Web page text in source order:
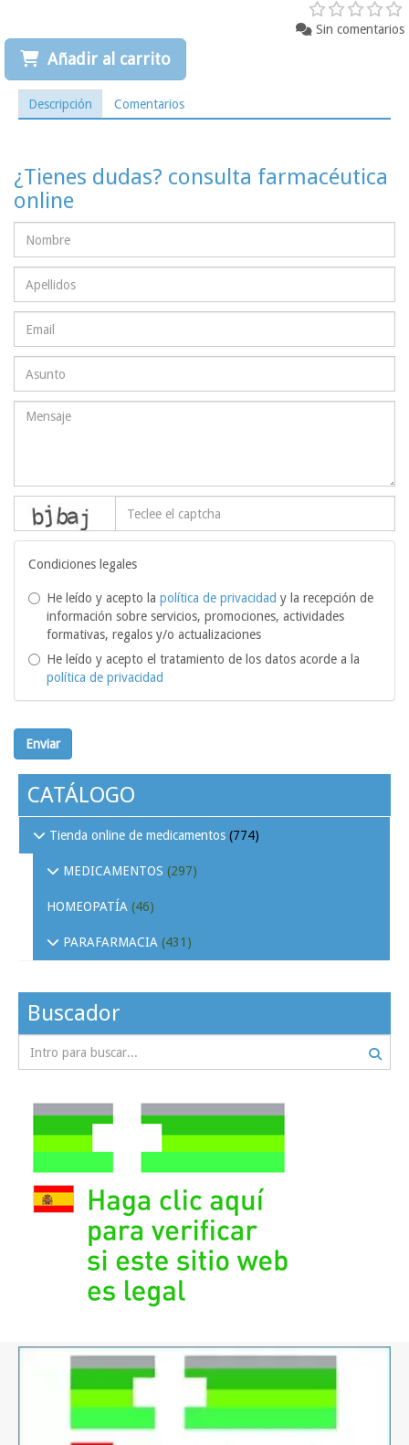
Sin comentarios
Añadir al carrito
Descripción Comentarios
¿Tienes dudas? consulta farmacéutica
online
Condiciones legales
He leído y acepto la política de privacidad y la recepción de
información sobre servicios, promociones, actividades
formativas, regalos y/o actualizaciones
He leído y acepto el tratamiento de los datos acorde a la
política de privacidad
Enviar
CATÁLOGO
Tienda online de medicamentos (774)
MEDICAMENTOS (297)
HOMEOPATÍA (46)
PARAFARMACIA (431)
Buscador